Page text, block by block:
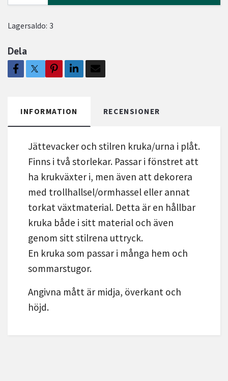
Lagersaldo: 3
Dela
INFORMATION RECENSIONER
Jättevacker och stilren kruka/urna i plåt.
Finns i två storlekar. Passar i fönstret att
ha krukväxter i, men även att dekorera
med trollhallsel/ormhassel eller annat
torkat växtmaterial. Detta är en hållbar
kruka både i sitt material och även
genom sitt stilrena uttryck.
En kruka som passar i många hem och
sommarstugor.
Angivna mått är midja, överkant och
höjd.